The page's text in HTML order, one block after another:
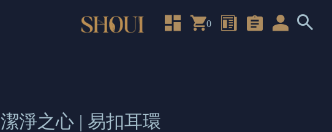
0
潔淨之心 | 易扣耳環